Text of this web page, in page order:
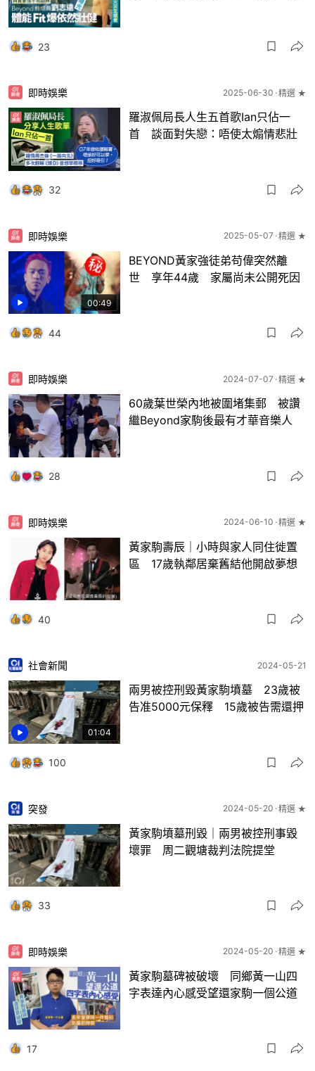
23
即時娛樂 2025-06-30 精選 ★
羅淑佩局長人生五首歌Ian只佔一
首 談面對失戀：唔使太煽情悲壯
32
00:49
即時娛樂 2025-05-07 精選 ★
BEYOND黃家強徒弟苟偉突然離
世 享年44歲 家屬尚未公開死因
44
即時娛樂 2024-07-07 精選 ★
60歲葉世榮內地被圍堵集郵 被讚
繼Beyond家駒後最有才華音樂人
28
即時娛樂 2024-06-10 精選 ★
黃家駒壽辰｜小時與家人同住徙置
區 17歲執鄰居棄舊結他開啟夢想
40
01:04
社會新聞 2024-05-21
兩男被控刑毀黃家駒墳墓 23歲被
告准5000元保釋 15歲被告需還押
100
突發 2024-05-20 精選 ★
黃家駒墳墓刑毀｜兩男被控刑事毀
壞罪 周二觀塘裁判法院提堂
33
即時娛樂 2024-05-20 精選 ★
黃家駒墓碑被破壞 同鄉黃一山四
字表達內心感受望還家駒一個公道
17